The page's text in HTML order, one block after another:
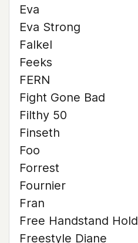
Eva
Eva Strong
Falkel
Feeks
FERN
Fight Gone Bad
Filthy 50
Finseth
Foo
Forrest
Fournier
Fran
Free Handstand Hold
Freestyle Diane